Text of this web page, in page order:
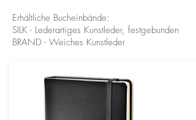
Erhältliche Bucheinbände:
SILK - Lederartiges Kunstleder, festgebunden
BRAND - Weiches Kunstleder